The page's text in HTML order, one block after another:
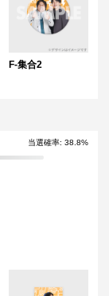
F-集合2
当選確率: 38.8%